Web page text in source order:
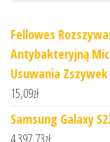
Fellowes
Antybakteryjną
Usuwania Zszywek
15,09zł
Samsung Galaxy
4 397,73zł